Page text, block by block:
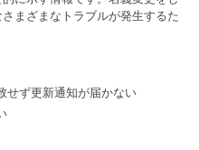
まざまなトラブルが発生するた
せず更新通知が届かない